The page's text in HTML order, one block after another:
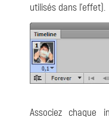
utilisés dans l'effet).
Associez chaque